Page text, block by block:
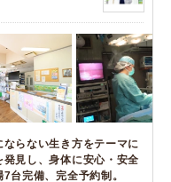
らない生き方をテーマに
見し、身体に安心・安全
台完備、完全予約制。